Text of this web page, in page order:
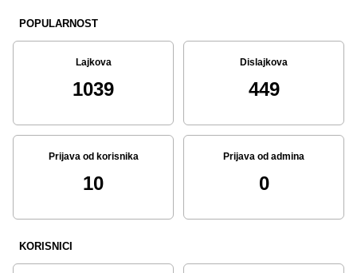
POPULARNOST
Lajkova
1039
Dislajkova
449
Prijava od korisnika
10
Prijava od admina
0
KORISNICI